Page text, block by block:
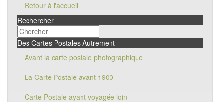
Retour à l'accueil
Rechercher
Des Cartes Postales Autrement
Avant la carte postale photographique
La Carte Postale avant 1900
Carte Postale ayant voyagée loin